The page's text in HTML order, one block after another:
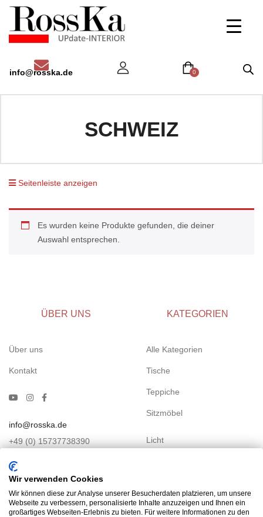
info@rosska.de 0
SCHWEIZ
Seitenleiste anzeigen
Es wurden keine Produkte gefunden, die deiner
Auswahl entsprechen.
ÜBER UNS
Über uns
Kontakt
info@rosska.de
+49 (0) 15737738390
KATEGORIEN
Alle Kategorien
Tische
Teppiche
Sitzmöbel
Licht
Accessoires
Wir verwenden Cookies
Wir können diese zur Analyse unserer Besucherdaten platzieren, um unsere
Webseite zu verbessern, personalisierte Inhalte anzuzeigen und Ihnen ein
großartiges Webseiten-Erlebnis zu bieten. Für weitere Informationen zu den